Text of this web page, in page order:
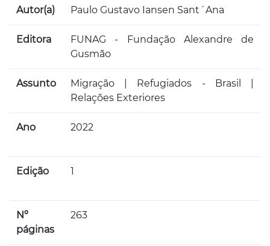
Autor(a) Paulo Gustavo Iansen Sant´Ana
Editora
FUNAG - Fundação Alexandre de
Gusmão
Assunto
Migração | Refugiados - Brasil |
Relações Exteriores
Ano 2022
Edição 1
Nº
páginas
263